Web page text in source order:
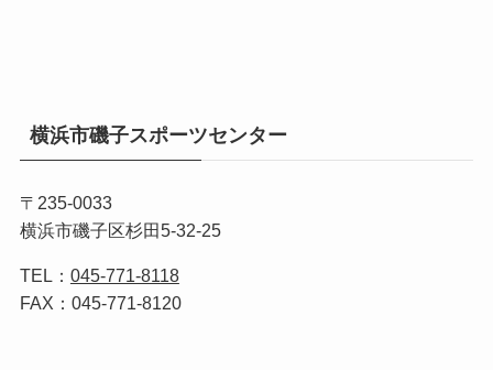
横浜市磯子スポーツセンター
〒235-0033
横浜市磯子区杉田5-32-25
TEL： 045-771-8118
FAX：045-771-8120